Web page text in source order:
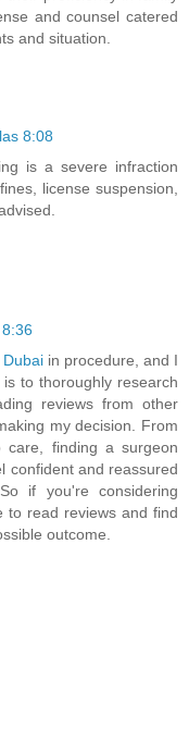
and counsel catered
and situation.
8:08
is a severe infraction
license suspension,
in procedure, and I
to thoroughly research
reviews from other
my decision. From
care, finding a surgeon
confident and reassured
if you're considering
to read reviews and find
outcome.